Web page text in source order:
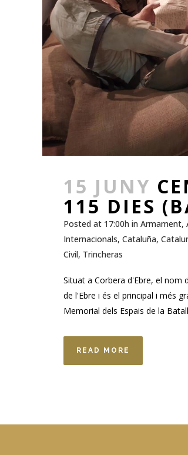
15 JUNY
115 DIES
Posted at 17:00h in Armament,
Internacionals, Cataluña,
Civil, Trincheras
Situat a Corbera d'Ebre, el nom
de l'Ebre i és el principal i més
Memorial dels Espais de la
READ MORE